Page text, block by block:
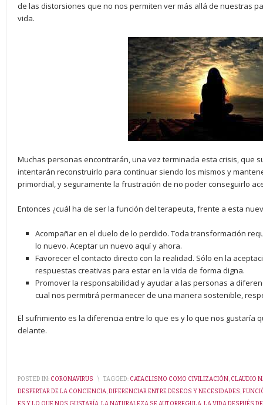
de las distorsiones que no nos permiten ver más allá de nuestras
vida.
Muchas personas encontrarán, una vez terminada esta crisis, que
intentarán reconstruirlo para continuar siendo los mismos y
primordial, y seguramente la frustración de no poder conseguirlo
Entonces ¿cuál ha de ser la función del terapeuta, frente a esta
Acompañar en el duelo de lo perdido. Toda transformación
lo nuevo. Aceptar un nuevo aquí y ahora.
Favorecer el contacto directo con la realidad. Sólo en la
respuestas creativas para estar en la vida de forma digna.
Promover la responsabilidad y ayudar a las personas a
cual nos permitirá permanecer de una manera sostenible,
El sufrimiento es la diferencia entre lo que es y lo que nos gustaría
delante.
POSTED IN: CORONAVIRUS \ TAGGED: CATACLISMO COMO CIVILIZACIÓN, CLAUDIO
DESPERTAR DE LA CONCIENCIA,DIFERENCIAR ENTRE DESEOS Y NECESIDADES,